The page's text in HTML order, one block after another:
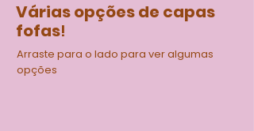
Várias opções de capas
fofas!
Arraste para o lado para ver algumas
opções